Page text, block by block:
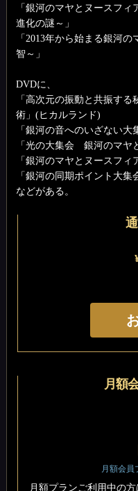
「銀河のマヤとヌースフ
進化の謎～」
「2013年から始まる銀河
智～」
DVDに、
「高次元の振動と共振す
術」(ヒカルランド)
「銀河の音へのいざない
「光の大集会 銀河のマヤ
「銀河のマヤとヌースフィ
「銀河の同期ポイント大集
などがある。
月額
月額会員
月額プランご利用中の